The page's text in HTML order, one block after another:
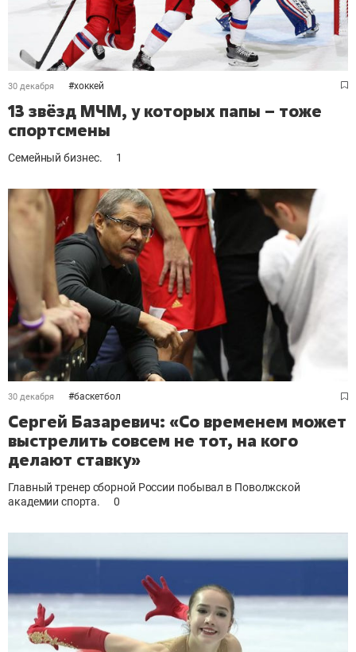
30 декабря #хоккей
13 звёзд МЧМ, у которых папы – тоже
спортсмены
Семейный бизнес. 1
30 декабря #баскетбол
Сергей Базаревич: «Со временем может
выстрелить совсем не тот, на кого
делают ставку»
Главный тренер сборной России побывал в Поволжской
академии спорта.
0